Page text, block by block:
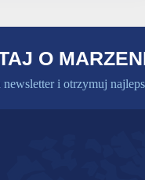
O
newsletter i otrzymuj